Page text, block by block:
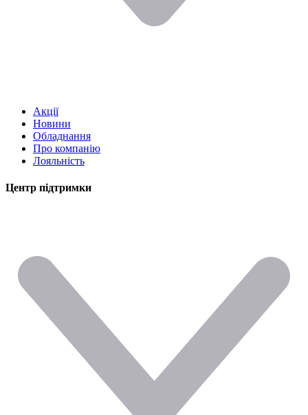
Акції
Новини
Обладнання
Про компанію
Лояльність
Центр підтримки